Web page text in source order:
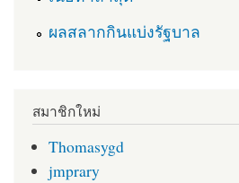
ผลสลากกินแบ่งรัฐบาล
สมาชิกใหม่
Thomasygd
jmprary